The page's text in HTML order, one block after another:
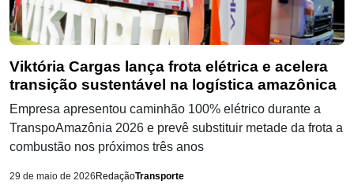
Viktória Cargas lança frota elétrica e acelera
transição sustentável na logística amazônica
Empresa apresentou caminhão 100% elétrico durante a
TranspoAmazônia 2026 e prevê substituir metade da frota a
combustão nos próximos três anos
29 de maio de 2026 RedaçãoTransporte